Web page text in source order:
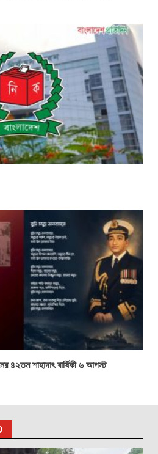
৪২তম শাহাদাৎ বার্ষিকী ৬ আগস্ট